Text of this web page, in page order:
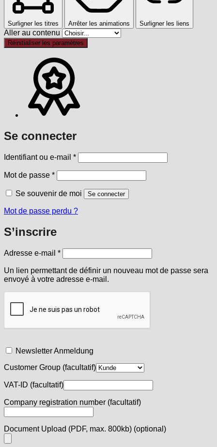
Surligner les titres Arrêter les animations Surligner les liens
Aller au contenu
Réinitialiser les paramètres
Se connecter
Identifiant ou e-mail *Obligatoire
Mot de passe *Obligatoire
Se souvenir de moi Se connecter
Mot de passe perdu ?
S’inscrire
Adresse e-mail *Obligatoire
Un lien permettant de définir un nouveau mot de passe sera
envoyé à votre adresse e-mail.
Newsletter Anmeldung
Customer Group (facultatif)
VAT-ID (facultatif)
Company registration number (facultatif)
Document Upload (PDF, max. 800kb) (optional)